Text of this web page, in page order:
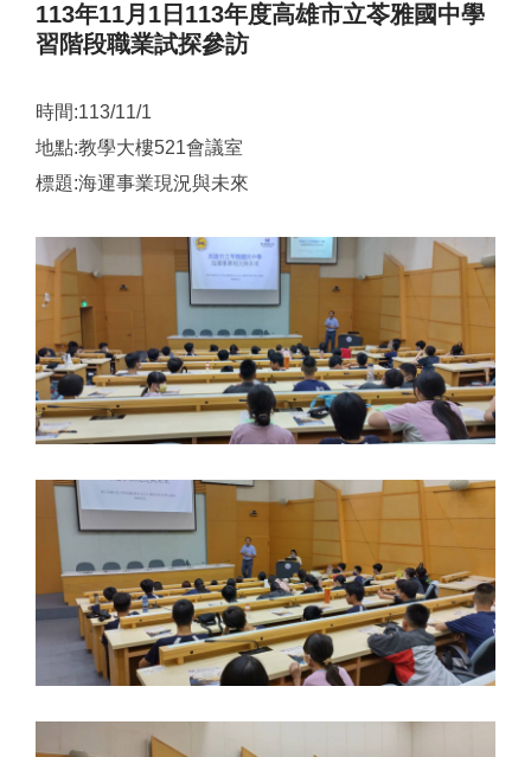
113年11月1日113年度高雄市立苓雅國中學
習階段職業試探參訪
時間:113/11/1
地點:教學大樓521會議室
標題:海運事業現況與未來